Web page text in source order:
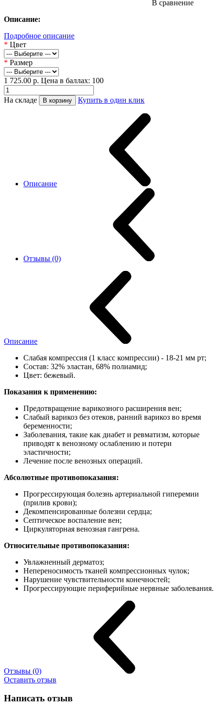
В сравнение
Описание:
Подробное описание
* Цвет
* Размер
1 725.00 р. Цена в баллах: 100
На складе В корзину Купить в один клик
Описание
Отзывы (0)
Описание
Слабая компрессия (1 класс компрессии) - 18-21 мм рт;
Состав: 32% эластан, 68% полиамид;
Цвет: бежевый.
Показания к применению:
Предотвращение варикозного расширения вен;
Слабый варикоз без отеков, ранний варикоз во время
беременности;
Заболевания, такие как диабет и ревматизм, которые
приводят к венозному ослаблению и потери
эластичности;
Лечение после венозных операций.
Абсолютные противопоказания:
Прогрессирующая болезнь артериальной гиперемии
(прилив крови);
Декомпенсированные болезни сердца;
Септическое воспаление вен;
Циркуляторная венозная гангрена.
Относительные противопоказания:
Увлажненный дерматоз;
Непереносимость тканей компрессионных чулок;
Нарушение чувствительности конечностей;
Прогрессирующие периферийные нервные заболевания.
Отзывы (0)
Оставить отзыв
Написать отзыв